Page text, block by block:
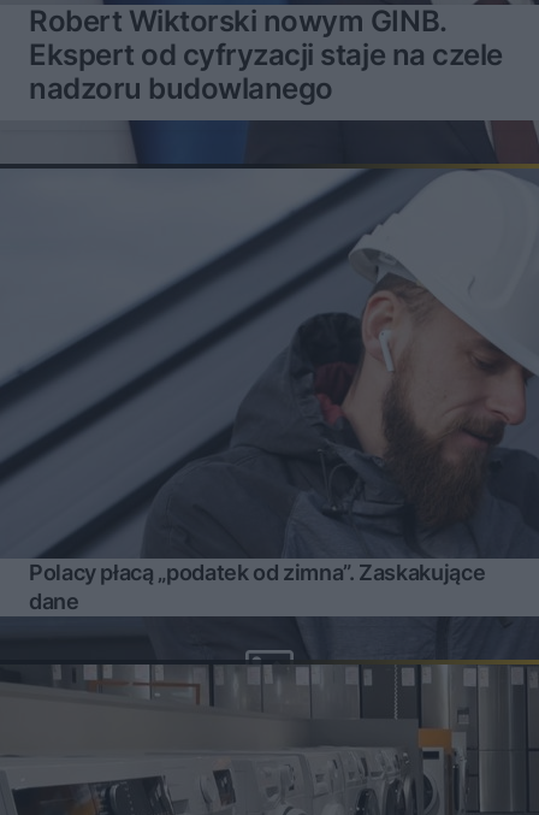
Robert Wiktorski nowym GINB.
Ekspert od cyfryzacji staje na czele
nadzoru budowlanego
Polacy płacą „podatek od zimna”. Zaskakujące
dane